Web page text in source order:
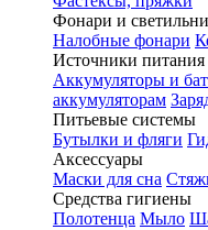
Фонари и
Налобные фонари
Источники питания
Аккумуляторы и
аккумуляторам
Питьевые системы
Бутылки и фляги
Аксессуары
Маски для сна
Средства гигиены
Полотенца Мыло